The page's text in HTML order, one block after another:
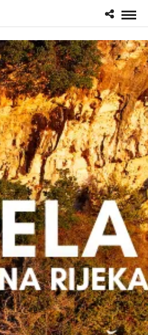
DIRECT, f08c47fec0942fa0